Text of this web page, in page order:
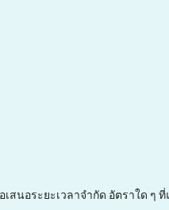
นอระยะเวลาจำกัด อัตราใด ๆ